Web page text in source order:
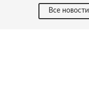
Все новости